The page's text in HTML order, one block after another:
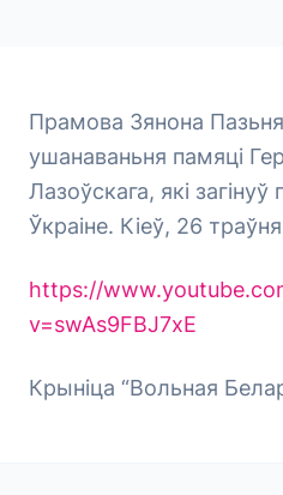
Прамова Зянона
ушанаваньня памяці
Лазоўскага, які
Ўкраіне. Кіеў, 26
https://
v=swAs9FBJ7xE
Крыніца “Вольная